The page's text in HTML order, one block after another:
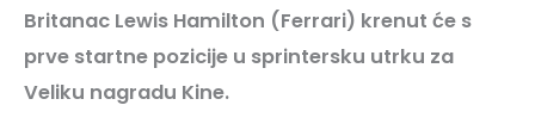
Britanac Lewis Hamilton (Ferrari) krenut će s
prve startne pozicije u sprintersku utrku za
Veliku nagradu Kine.